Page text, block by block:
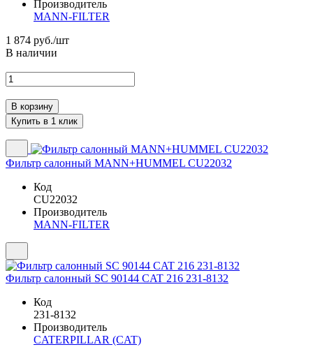
Производитель
MANN-FILTER
1 874 руб./шт
В наличии
Фильтр салонный MANN+HUMMEL CU22032
Код
CU22032
Производитель
MANN-FILTER
Фильтр салонный SC 90144 CAT 216 231-8132
Код
231-8132
Производитель
CATERPILLAR (CAT)